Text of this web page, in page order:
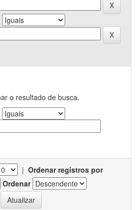
o resultado de busca.
| Ordenar registros por
Ordenar